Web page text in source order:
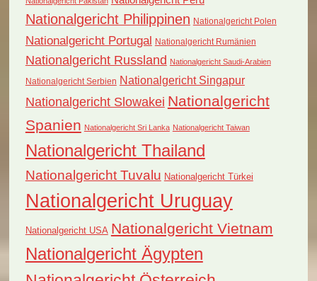
Nationalgericht Philippinen Nationalgericht Polen
Nationalgericht Portugal Nationalgericht Rumänien
Nationalgericht Russland Nationalgericht Saudi-Arabien
Nationalgericht Serbien Nationalgericht Singapur
Nationalgericht Slowakei Nationalgericht
Spanien Nationalgericht Sri Lanka Nationalgericht Taiwan
Nationalgericht Thailand
Nationalgericht Tuvalu Nationalgericht Türkei
Nationalgericht Uruguay
Nationalgericht USA Nationalgericht Vietnam
Nationalgericht Ägypten